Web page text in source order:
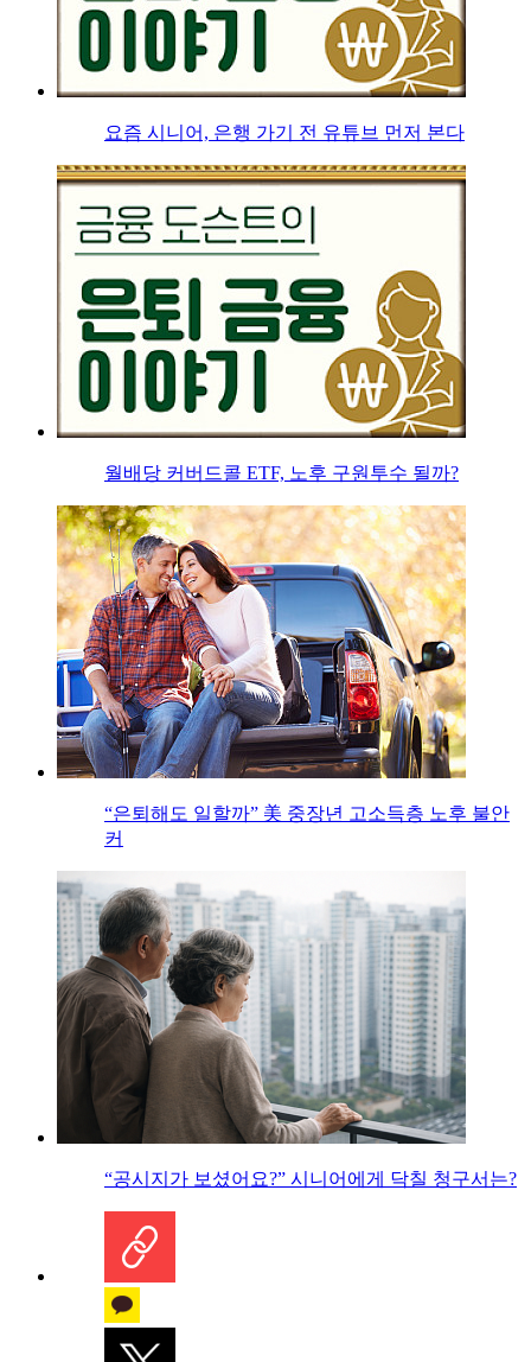
요즘 시니어, 은행 가기 전 유튜브 먼저 본다
월배당 커버드콜 ETF, 노후 구원투수 될까?
“은퇴해도 일할까” 美 중장년 고소득층 노후 불안
커
“공시지가 보셨어요?” 시니어에게 닥칠 청구서는?